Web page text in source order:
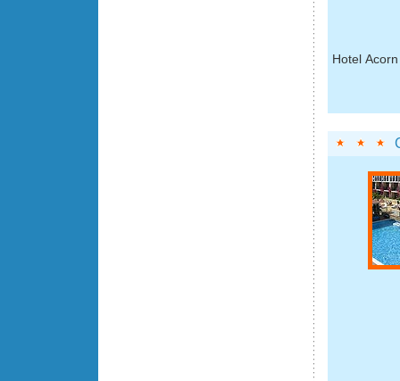
Hotel